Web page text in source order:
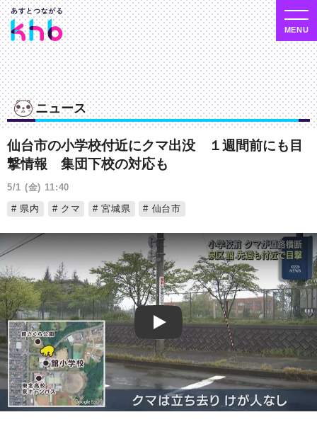
ニュース
仙台市の小学校付近にクマ出没 １週間前にも目
撃情報 集団下校の対応も
5/1 (金) 11:40
県内
クマ 宮城県 仙台市
Play